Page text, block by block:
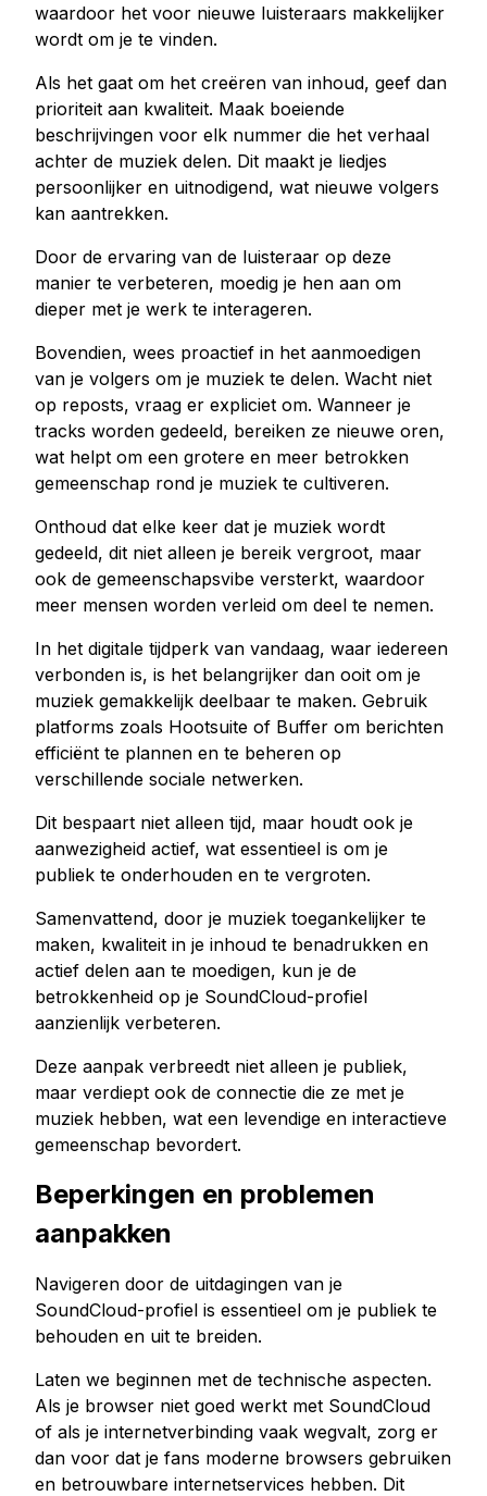
waardoor het voor nieuwe luisteraars makkelijker
wordt om je te vinden.
Als het gaat om het creëren van inhoud, geef dan
prioriteit aan kwaliteit. Maak boeiende
beschrijvingen voor elk nummer die het verhaal
achter de muziek delen. Dit maakt je liedjes
persoonlijker en uitnodigend, wat nieuwe volgers
kan aantrekken.
Door de ervaring van de luisteraar op deze
manier te verbeteren, moedig je hen aan om
dieper met je werk te interageren.
Bovendien, wees proactief in het aanmoedigen
van je volgers om je muziek te delen. Wacht niet
op reposts, vraag er expliciet om. Wanneer je
tracks worden gedeeld, bereiken ze nieuwe oren,
wat helpt om een grotere en meer betrokken
gemeenschap rond je muziek te cultiveren.
Onthoud dat elke keer dat je muziek wordt
gedeeld, dit niet alleen je bereik vergroot, maar
ook de gemeenschapsvibe versterkt, waardoor
meer mensen worden verleid om deel te nemen.
In het digitale tijdperk van vandaag, waar iedereen
verbonden is, is het belangrijker dan ooit om je
muziek gemakkelijk deelbaar te maken. Gebruik
platforms zoals Hootsuite of Buffer om berichten
efficiënt te plannen en te beheren op
verschillende sociale netwerken.
Dit bespaart niet alleen tijd, maar houdt ook je
aanwezigheid actief, wat essentieel is om je
publiek te onderhouden en te vergroten.
Samenvattend, door je muziek toegankelijker te
maken, kwaliteit in je inhoud te benadrukken en
actief delen aan te moedigen, kun je de
betrokkenheid op je SoundCloud-profiel
aanzienlijk verbeteren.
Deze aanpak verbreedt niet alleen je publiek,
maar verdiept ook de connectie die ze met je
muziek hebben, wat een levendige en interactieve
gemeenschap bevordert.
Beperkingen en problemen
aanpakken
Navigeren door de uitdagingen van je
SoundCloud-profiel is essentieel om je publiek te
behouden en uit te breiden.
Laten we beginnen met de technische aspecten.
Als je browser niet goed werkt met SoundCloud
of als je internetverbinding vaak wegvalt, zorg er
dan voor dat je fans moderne browsers gebruiken
en betrouwbare internetservices hebben. Dit